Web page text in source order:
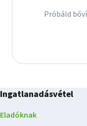
Próbáld
Ingatlanadásvétel
Eladóknak